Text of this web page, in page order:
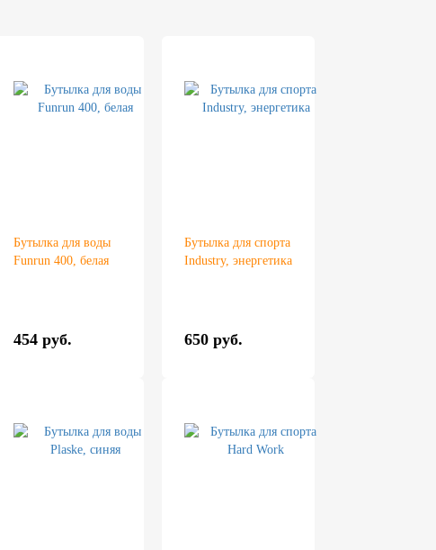
Бутылка для воды
Funrun 400, белая
454 руб.
Бутылка для спорта
Industry, энергетика
650 руб.